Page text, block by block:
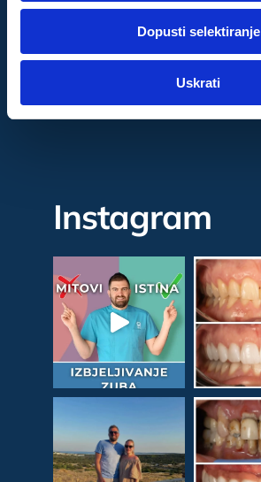
dok ste upotrebljavali njihove usluge.
Dopusti selektiranje
Uskrati
Facebook
Instagram